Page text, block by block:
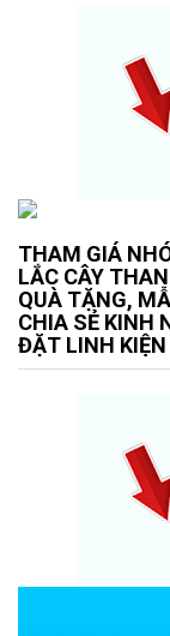
THAM GIÁ
LẮC CÂY
QUÀ TẶNG,
CHIA SẺ KINH
ĐẶT LINH KIỆN